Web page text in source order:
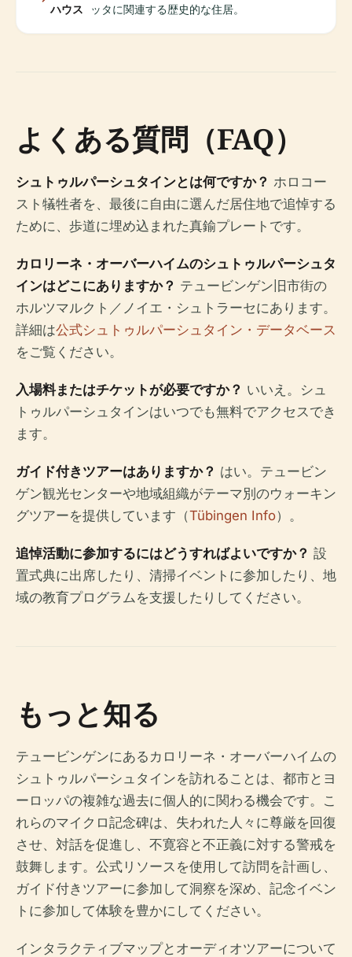
ハウス ッタに関連する歴史的な住居。
よくある質問（FAQ）
シュトゥルパーシュタインとは何ですか？ ホロコー
スト犠牲者を、最後に自由に選んだ居住地で追悼する
ために、歩道に埋め込まれた真鍮プレートです。
カロリーネ・オーバーハイムのシュトゥルパーシュタ
インはどこにありますか？ テュービンゲン旧市街の
ホルツマルクト／ノイエ・シュトラーセにあります。
詳細は公式シュトゥルパーシュタイン・データベース
をご覧ください。
入場料またはチケットが必要ですか？ いいえ。シュ
トゥルパーシュタインはいつでも無料でアクセスでき
ます。
ガイド付きツアーはありますか？ はい。テュービン
ゲン観光センターや地域組織がテーマ別のウォーキン
グツアーを提供しています（Tübingen Info）。
追悼活動に参加するにはどうすればよいですか？ 設
置式典に出席したり、清掃イベントに参加したり、地
域の教育プログラムを支援したりしてください。
もっと知る
テュービンゲンにあるカロリーネ・オーバーハイムの
シュトゥルパーシュタインを訪れることは、都市とヨ
ーロッパの複雑な過去に個人的に関わる機会です。こ
れらのマイクロ記念碑は、失われた人々に尊厳を回復
させ、対話を促進し、不寛容と不正義に対する警戒を
鼓舞します。公式リソースを使用して訪問を計画し、
ガイド付きツアーに参加して洞察を深め、記念イベン
トに参加して体験を豊かにしてください。
インタラクティブマップとオーディオツアーについて